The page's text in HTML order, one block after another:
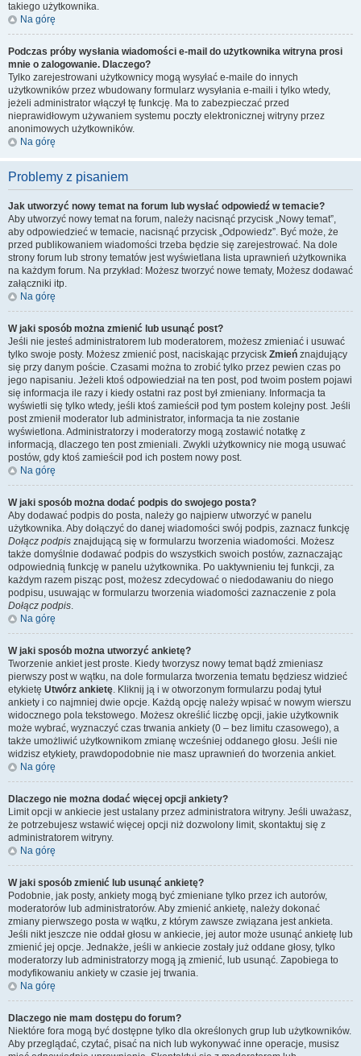
takiego użytkownika.
Na górę
Podczas próby wysłania wiadomości e-mail do użytkownika witryna prosi
mnie o zalogowanie. Dlaczego?
Tylko zarejestrowani użytkownicy mogą wysyłać e-maile do innych
użytkowników przez wbudowany formularz wysyłania e-maili i tylko wtedy,
jeżeli administrator włączył tę funkcję. Ma to zabezpieczać przed
nieprawidłowym używaniem systemu poczty elektronicznej witryny przez
anonimowych użytkowników.
Na górę
Problemy z pisaniem
Jak utworzyć nowy temat na forum lub wysłać odpowiedź w temacie?
Aby utworzyć nowy temat na forum, należy nacisnąć przycisk „Nowy temat”,
aby odpowiedzieć w temacie, nacisnąć przycisk „Odpowiedz”. Być może, że
przed publikowaniem wiadomości trzeba będzie się zarejestrować. Na dole
strony forum lub strony tematów jest wyświetlana lista uprawnień użytkownika
na każdym forum. Na przykład: Możesz tworzyć nowe tematy, Możesz dodawać
załączniki itp.
Na górę
W jaki sposób można zmienić lub usunąć post?
Jeśli nie jesteś administratorem lub moderatorem, możesz zmieniać i usuwać
tylko swoje posty. Możesz zmienić post, naciskając przycisk Zmień znajdujący
się przy danym poście. Czasami można to zrobić tylko przez pewien czas po
jego napisaniu. Jeżeli ktoś odpowiedział na ten post, pod twoim postem pojawi
się informacja ile razy i kiedy ostatni raz post był zmieniany. Informacja ta
wyświetli się tylko wtedy, jeśli ktoś zamieścił pod tym postem kolejny post. Jeśli
post zmienił moderator lub administrator, informacja ta nie zostanie
wyświetlona. Administratorzy i moderatorzy mogą zostawić notatkę z
informacją, dlaczego ten post zmieniali. Zwykli użytkownicy nie mogą usuwać
postów, gdy ktoś zamieścił pod ich postem nowy post.
Na górę
W jaki sposób można dodać podpis do swojego posta?
Aby dodawać podpis do posta, należy go najpierw utworzyć w panelu
użytkownika. Aby dołączyć do danej wiadomości swój podpis, zaznacz funkcję
Dołącz podpis znajdującą się w formularzu tworzenia wiadomości. Możesz
także domyślnie dodawać podpis do wszystkich swoich postów, zaznaczając
odpowiednią funkcję w panelu użytkownika. Po uaktywnieniu tej funkcji, za
każdym razem pisząc post, możesz zdecydować o niedodawaniu do niego
podpisu, usuwając w formularzu tworzenia wiadomości zaznaczenie z pola
Dołącz podpis.
Na górę
W jaki sposób można utworzyć ankietę?
Tworzenie ankiet jest proste. Kiedy tworzysz nowy temat bądź zmieniasz
pierwszy post w wątku, na dole formularza tworzenia tematu będziesz widzieć
etykietę Utwórz ankietę. Kliknij ją i w otworzonym formularzu podaj tytuł
ankiety i co najmniej dwie opcje. Każdą opcję należy wpisać w nowym wierszu
widocznego pola tekstowego. Możesz określić liczbę opcji, jakie użytkownik
może wybrać, wyznaczyć czas trwania ankiety (0 – bez limitu czasowego), a
także umożliwić użytkownikom zmianę wcześniej oddanego głosu. Jeśli nie
widzisz etykiety, prawdopodobnie nie masz uprawnień do tworzenia ankiet.
Na górę
Dlaczego nie można dodać więcej opcji ankiety?
Limit opcji w ankiecie jest ustalany przez administratora witryny. Jeśli uważasz,
że potrzebujesz wstawić więcej opcji niż dozwolony limit, skontaktuj się z
administratorem witryny.
Na górę
W jaki sposób zmienić lub usunąć ankietę?
Podobnie, jak posty, ankiety mogą być zmieniane tylko przez ich autorów,
moderatorów lub administratorów. Aby zmienić ankietę, należy dokonać
zmiany pierwszego posta w wątku, z którym zawsze związana jest ankieta.
Jeśli nikt jeszcze nie oddał głosu w ankiecie, jej autor może usunąć ankietę lub
zmienić jej opcje. Jednakże, jeśli w ankiecie zostały już oddane głosy, tylko
moderatorzy lub administratorzy mogą ją zmienić, lub usunąć. Zapobiega to
modyfikowaniu ankiety w czasie jej trwania.
Na górę
Dlaczego nie mam dostępu do forum?
Niektóre fora mogą być dostępne tylko dla określonych grup lub użytkowników.
Aby przeglądać, czytać, pisać na nich lub wykonywać inne operacje, musisz